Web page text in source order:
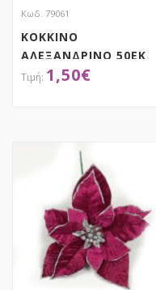
Κωδ. 79061
ΚΟΚΚΙΝΟ
ΑΛΕΞΑΝΔΡΙΝΟ 50ΕΚ
ΚΑΡΩ (ΜΑΥΡΟ-ΛΕΥΚΟ)
1,50€